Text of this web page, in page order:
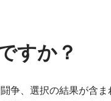
すか？
争、選択の結果が含ま